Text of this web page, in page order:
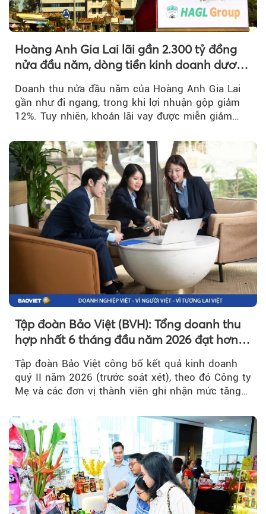
Hoàng Anh Gia Lai lãi gần 2.300 tỷ đồng
nửa đầu năm, dòng tiền kinh doanh dương
Doanh thu nửa đầu năm của Hoàng Anh Gia Lai
gần như đi ngang, trong khi lợi nhuận gộp giảm
12%. Tuy nhiên, khoản lãi vay được miễn giảm
Tập đoàn Bảo Việt (BVH): Tổng doanh thu
hợp nhất 6 tháng đầu năm 2026 đạt hơn
32.000 tỷ đồng, tăng trưởng 9,2%
Tập đoàn Bảo Việt công bố kết quả kinh doanh
quý II năm 2026 (trước soát xét), theo đó Công ty
Mẹ và các đơn vị thành viên ghi nhận mức tăng